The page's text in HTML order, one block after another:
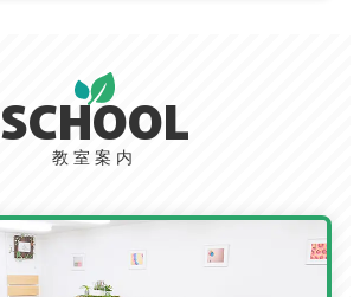
SCHOOL
教室案内